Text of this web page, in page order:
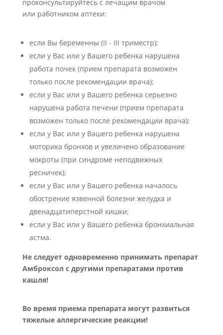
проконсультируйтесь с лечащим врачом
или работником аптеки:
если Вы беременны (II - III триместр);
если у Вас или у Вашего ребенка нарушена
работа почек (прием препарата возможен
только после рекомендации врача);
если у Вас или у Вашего ребенка серьезно
нарушена работа печени (прием препарата
возможен только после рекомендации врача);
если у Вас или у Вашего ребенка нарушена
моторика бронхов и увеличено образование
мокроты (при синдроме неподвижных
ресничек);
если у Вас или у Вашего ребенка началось
обострение язвенной болезни желудка и
двенадцатиперстной кишки;
если у Вас или у Вашего ребенка бронхиальная
астма.
Не следует одновременно принимать препарат
Амброксол с другими препаратами против
кашля!
Во время приема препарата могут развиться
тяжелые аллергические реакции!